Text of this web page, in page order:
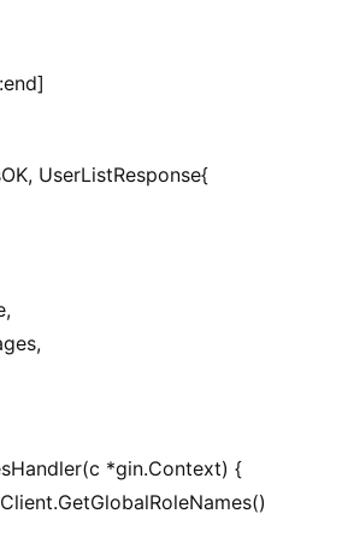
UserListResponse{
*gin.Context) {